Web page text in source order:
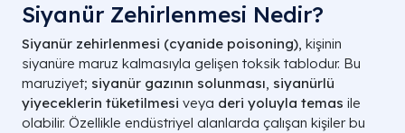
Siyanür Zehirlenmesi Nedir?
Siyanür zehirlenmesi (cyanide poisoning), kişinin
siyanüre maruz kalmasıyla gelişen toksik tablodur. Bu
maruziyet; siyanür gazının solunması, siyanürlü
yiyeceklerin tüketilmesi veya deri yoluyla temas ile
olabilir. Özellikle endüstriyel alanlarda çalışan kişiler bu